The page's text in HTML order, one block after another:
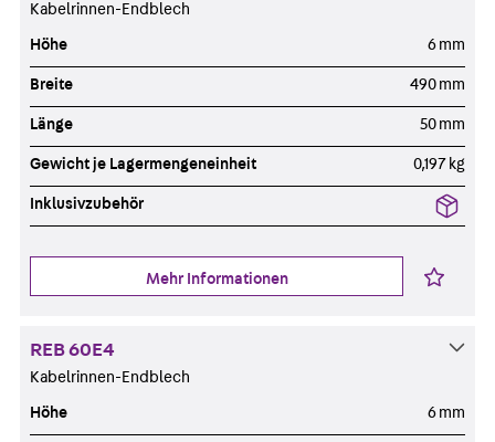
Kabelrinnen-Endblech
Höhe 6 mm
Breite 490 mm
Länge 50 mm
Gewicht je Lagermengeneinheit 0,197 kg
Inklusivzubehör
Mehr Informationen
REB 60E4
Kabelrinnen-Endblech
Höhe 6 mm